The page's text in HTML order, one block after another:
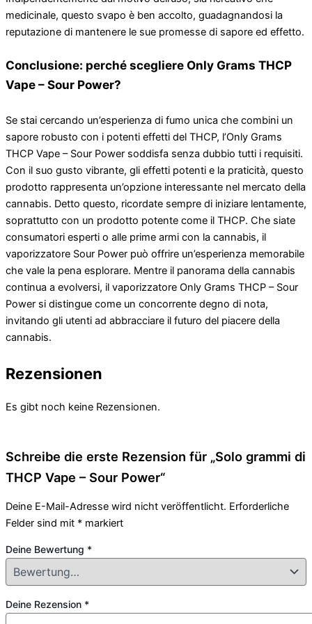
medicinale, questo svapo è ben accolto, guadagnandosi la
reputazione di mantenere le sue promesse di sapore ed effetto.
Conclusione: perché scegliere Only Grams THCP
Vape – Sour Power?
Se stai cercando un’esperienza di fumo unica che combini un
sapore robusto con i potenti effetti del THCP, l’Only Grams
THCP Vape – Sour Power soddisfa senza dubbio tutti i requisiti.
Con il suo gusto vibrante, gli effetti potenti e la praticità, questo
prodotto rappresenta un’opzione interessante nel mercato della
cannabis. Detto questo, ricordate sempre di iniziare lentamente,
soprattutto con un prodotto potente come il THCP. Che siate
consumatori esperti o alle prime armi con la cannabis, il
vaporizzatore Sour Power può offrire un’esperienza memorabile
che vale la pena esplorare. Mentre il panorama della cannabis
continua a evolversi, il vaporizzatore Only Grams THCP – Sour
Power si distingue come un concorrente degno di nota,
invitando gli utenti ad abbracciare il futuro del piacere della
cannabis.
Rezensionen
Es gibt noch keine Rezensionen.
Schreibe die erste Rezension für „Solo grammi di
THCP Vape – Sour Power“
Deine E-Mail-Adresse wird nicht veröffentlicht. Erforderliche
Felder sind mit * markiert
Deine Bewertung *
Deine Rezension *